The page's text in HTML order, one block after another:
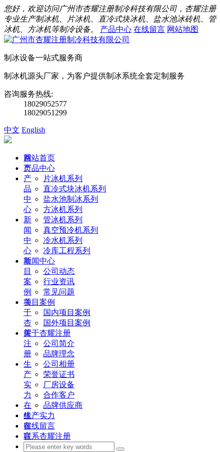
您好，欢迎访问广州市杏耀注册制冷科技有限公司，杏耀注册
专业生产制冰机、片冰机、直冷式块冰机、盐水池冰砖机、管
冰机、方冰机等制冷设备。
产品中心 在线留言 网站地图
制冰设备一站式服务商
制冰机源头厂家，为客户提供制冰系统全套定制服务
咨询服务热线:
18029052577
18029051299
中文 English
首
页
产
品
中
心
新
闻
中
心
项
目
案
例
关
于
杏
耀
注
册
生
产
实
力
在
线
留
言
联
网站首页
产品中心
片冰机系列
直冷式块冰机系列
盐水池制冰系列
方冰机系列
管冰机系列
真空预冷机系列
冷水机系列
冷库工程系列
新闻中心
公司动态
行业资讯
常见问题
项目案例
国内项目案例
国外项目案例
关于杏耀注册
公司简介
品牌理念
公司相册
荣誉证书
厂房设备
合作客户
品牌供应商
生产实力
在线留言
联系杏耀注册